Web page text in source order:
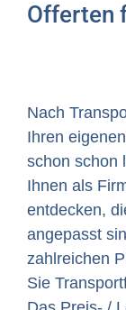
Offerten
Nach
Ihren
schon schon
Ihnen als
entdecken,
angepasst
zahlreichen
Sie